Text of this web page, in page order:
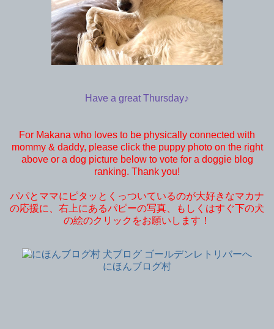
Have a great Thursday♪
For Makana who loves to be physically connected with
mommy & daddy, please click the puppy photo on the right
above or a dog picture below to vote for a doggie blog
ranking. Thank you!
パパとママにピタッとくっついているのが大好きなマカナ
の応援に、右上にあるパピーの写真、もしくはすぐ下の犬
の絵のクリックをお願いします！
にほんブログ村